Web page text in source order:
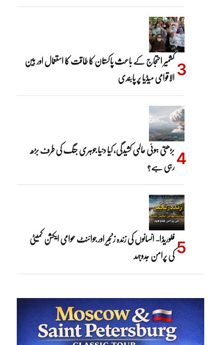
کشمیر احتجاج کے باعث پاکستان کا طاقت کا استعمال اور بین
الاقوامی میڈیا پر پابندی
بڑھتی ہوئی عالمی کشیدگی، کیا دنیا جوہری جنگ کی طرف بڑھ
رہی ہے؟
فلوریڈا- انسانوں کی زندہ زنجیر اور جوائنٹ عوامی ایکشن کمیٹی
کی پرامن جدوجہد